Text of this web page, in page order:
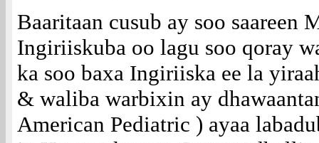
Baaritaan cusub ay soo saareen
Ingiriiskuba oo lagu soo qoray
ka soo baxa Ingiriiska ee la
& waliba warbixin ay
American Pediatric ) ayaa